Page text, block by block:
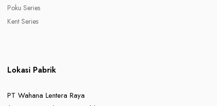
Poku Series
Kent Series
Lokasi Pabrik
PT Wahana Lentera Raya